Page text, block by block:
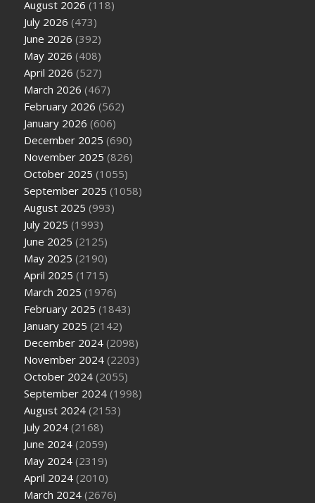
August 2026 (118)
July 2026 (473)
June 2026 (392)
May 2026 (408)
April 2026 (527)
March 2026 (467)
February 2026 (562)
January 2026 (606)
December 2025 (690)
November 2025 (826)
October 2025 (1055)
September 2025 (1058)
August 2025 (993)
July 2025 (1993)
June 2025 (2125)
May 2025 (2190)
April 2025 (1715)
March 2025 (1976)
February 2025 (1843)
January 2025 (2142)
December 2024 (2098)
November 2024 (2203)
October 2024 (2055)
September 2024 (1998)
August 2024 (2153)
July 2024 (2168)
June 2024 (2059)
May 2024 (2319)
April 2024 (2010)
March 2024 (2676)